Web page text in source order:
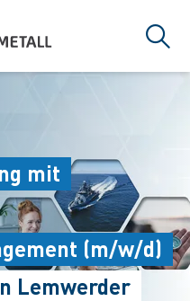
搜索
mit
(m/w/d)
Lemwerder